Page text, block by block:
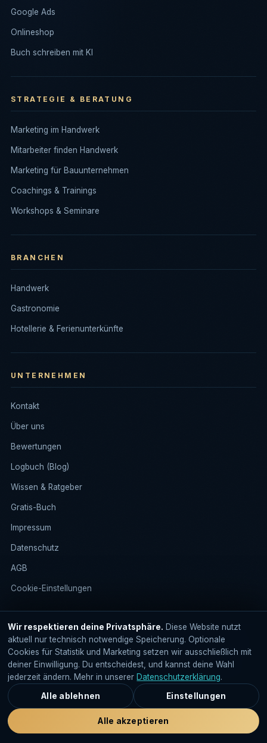
Google Ads
Onlineshop
Buch schreiben mit KI
STRATEGIE & BERATUNG
Marketing im Handwerk
Mitarbeiter finden Handwerk
Marketing für Bauunternehmen
Coachings & Trainings
Workshops & Seminare
BRANCHEN
Handwerk
Gastronomie
Hotellerie & Ferienunterkünfte
UNTERNEHMEN
Kontakt
Über uns
Bewertungen
Logbuch (Blog)
Wissen & Ratgeber
Gratis-Buch
Impressum
Datenschutz
AGB
Cookie-Einstellungen
Hafenschnack Marketing © 2026 · Rostock · „Hafenschnack" ist
eine eingetragene Marke
~ ~ ~ Vom Heimathafen Rostock in ganz
Deutschland ~ ~ ~
Wir respektieren deine Privatsphäre. Diese Website nutzt
aktuell nur technisch notwendige Speicherung. Optionale
Cookies für Statistik und Marketing setzen wir ausschließlich mit
deiner Einwilligung. Du entscheidest, und kannst deine Wahl
jederzeit ändern. Mehr in unserer Datenschutzerklärung.
Alle ablehnen
Einstellungen
Alle akzeptieren